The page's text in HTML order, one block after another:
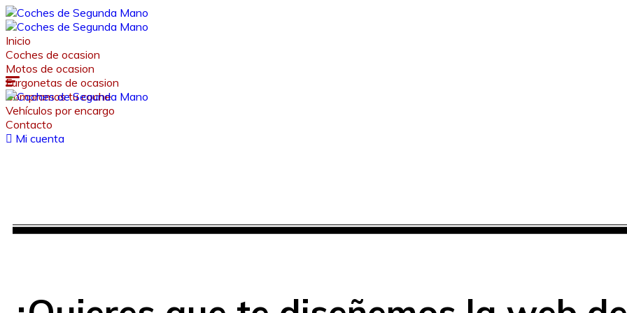
Inicio
Coches de ocasion
Motos de ocasion
Furgonetas de ocasion
Compramos tu coche
Vehículos por encargo
Contacto
Mi cuenta